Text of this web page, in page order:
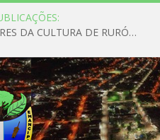
ESCUTA PÚBLICA COM AUTORES DA CULTURA DE RURÓPOLIS